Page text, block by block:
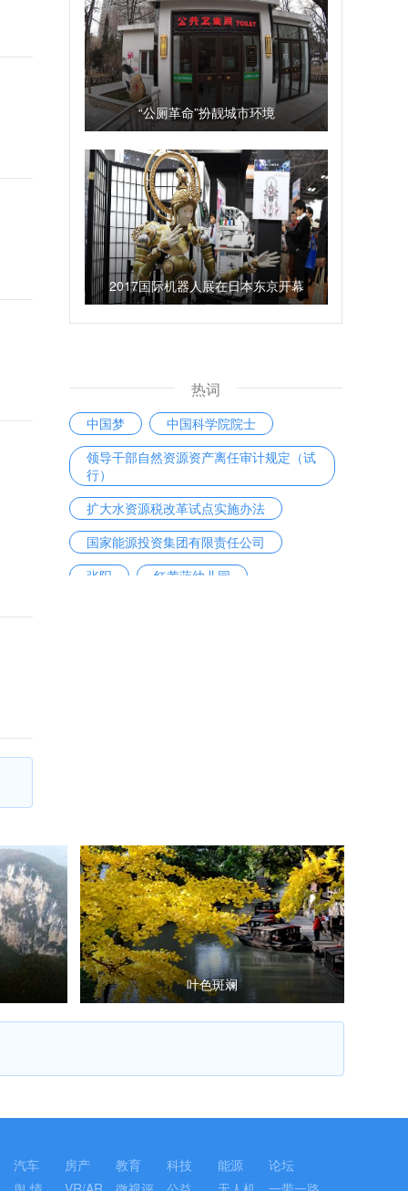
“公厕革命”扮靓城市环境
2017国际机器人展在日本东京开幕
热词
中国梦
中国科学院院士
领导干部自然资源资产离任审计规定（试
行）
扩大水资源税改革试点实施办法
国家能源投资集团有限责任公司
张阳
红黄蓝幼儿园
叶色斑斓
汽车 房产 教育 科技 能源
论坛